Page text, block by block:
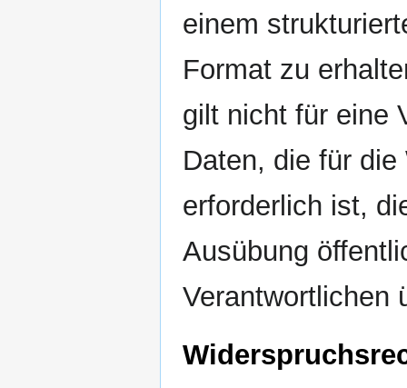
einem
Format zu
gilt nicht für eine
Daten, die für
erforderlich ist,
Ausübung
Verantwortlichen